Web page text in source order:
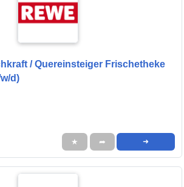
/ Quereinsteiger Frischetheke
d)
★ ➦ ➜